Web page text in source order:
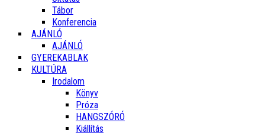
Tábor
Konferencia
AJÁNLÓ
AJÁNLÓ
GYEREKABLAK
KULTÚRA
Irodalom
Könyv
Próza
HANGSZÓRÓ
Kiállítás